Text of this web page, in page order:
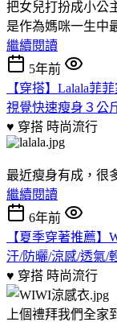
把女兒打扮成小公
是作為媽咪一生中
繼續閱讀
5年前
【穿搭】Lalala菲
視覺快速瘦身３公
♥ 穿搭 時尚流行
最近瘦身有成，很
繼續閱讀
6年前
【夏季穿著推薦
汗/防曬/涼感/透氣/
♥ 穿搭 時尚流行
上個禮拜我們全家